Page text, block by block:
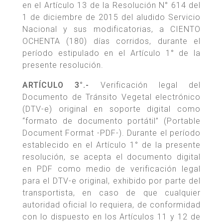
en el Artículo 13 de la Resolución N° 614 del
1 de diciembre de 2015 del aludido Servicio
Nacional y sus modificatorias, a CIENTO
OCHENTA (180) días corridos, durante el
período estipulado en el Artículo 1° de la
presente resolución.
ARTÍCULO 3°.-
Verificación legal del
Documento de Tránsito Vegetal electrónico
(DTV-e) original en soporte digital como
“formato de documento portátil” (Portable
Document Format -PDF-). Durante el período
establecido en el Artículo 1° de la presente
resolución, se acepta el documento digital
en PDF como medio de verificación legal
para el DTV-e original, exhibido por parte del
transportista, en caso de que cualquier
autoridad oficial lo requiera, de conformidad
con lo dispuesto en los Artículos 11 y 12 de